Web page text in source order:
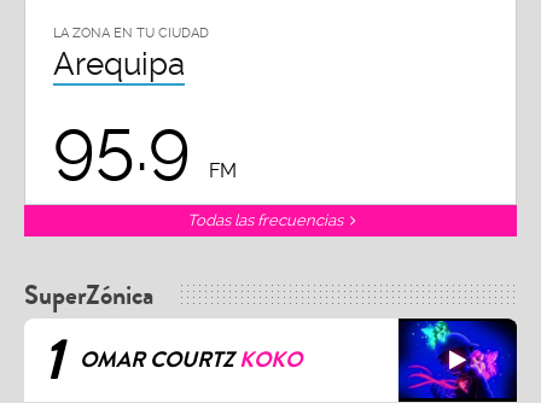
LA ZONA EN TU CIUDAD
Arequipa
95.9 FM
Todas las frecuencias
SuperZónica
1 OMAR COURTZKOKO